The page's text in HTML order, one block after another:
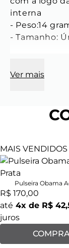
interna
- Peso:14
- Tamanho:
- Cor: Prata
- Material:
SAIBA MAIS
uma estética
acessório é
sofisticada.
combinação
Ver mais
MAIS VENDIDOS
Pulseira Obama
R$ 170,00
até 4x de R$
juros